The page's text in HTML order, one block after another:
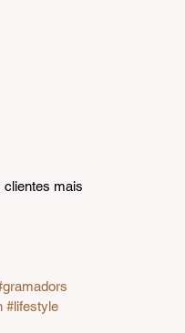
clientes mais
#lifestyle